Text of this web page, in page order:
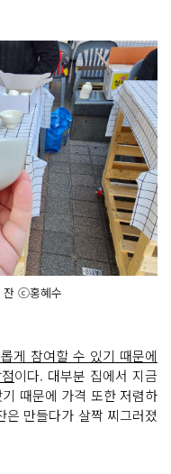
잔 ⓒ홍혜수
게 참여할 수 있기 때문에
이다. 대부분 집에서 지금
때문에 가격 또한 저렴하
만들다가 살짝 찌그러졌